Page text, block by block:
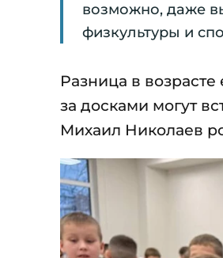
возможно, даже
физкультуры и
Разница в
за досками могут
Михаил Николаев